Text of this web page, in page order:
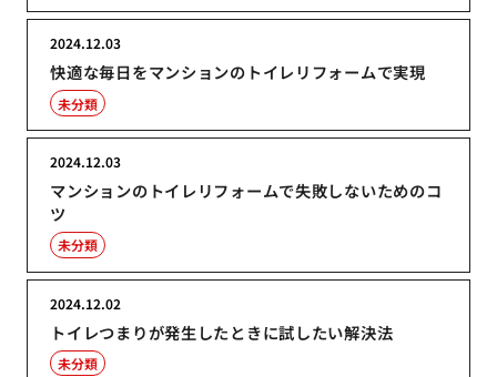
快適な毎日をマンションのトイレリフォームで実現
2024.12.03
未分類
マンションのトイレリフォームで失敗しないためのコ
ツ
2024.12.03
未分類
トイレつまりが発生したときに試したい解決法
2024.12.02
未分類